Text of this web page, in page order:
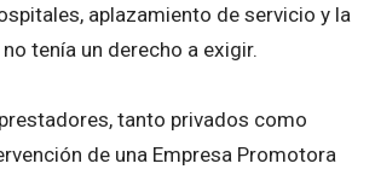
aplazamiento de servicio y la
tenía un derecho a exigir.
tanto privados como
de una Empresa Promotora